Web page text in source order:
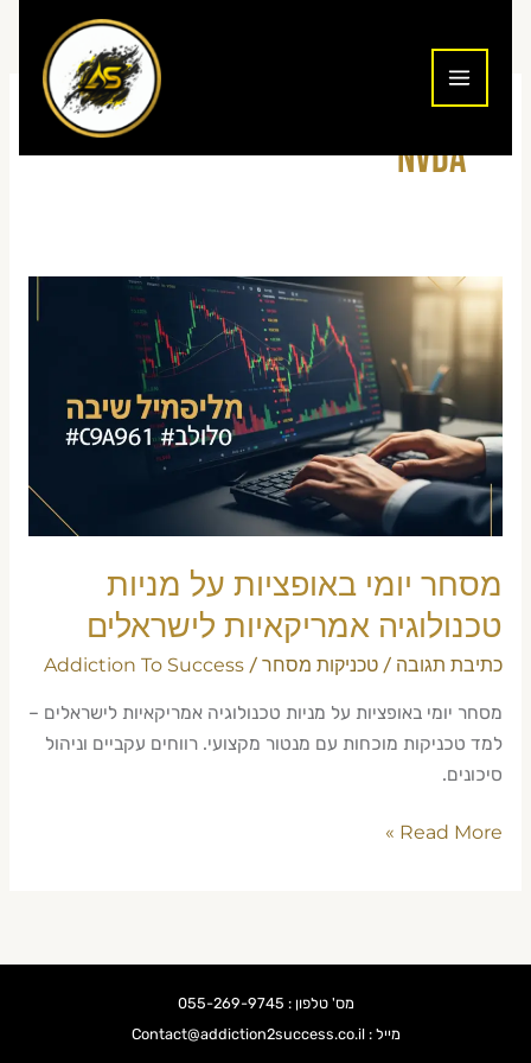
NVDA
מסחר יומי באופציות על מניות
טכנולוגיה אמריקאיות לישראלים
כתיבת תגובה / טכניקות מסחר/
Addiction To Success
מסחר יומי באופציות על מניות טכנולוגיה אמריקאיות לישראלים –
למד טכניקות מוכחות עם מנטור מקצועי. רווחים עקביים וניהול
סיכונים.
מסחר
יומי
באופציות
על
מניות
טכנולוגיה
אמריקאיות
לישראלים
Read More »
מס' טלפון : 055-269-9745
מייל : Contact@addiction2success.co.il